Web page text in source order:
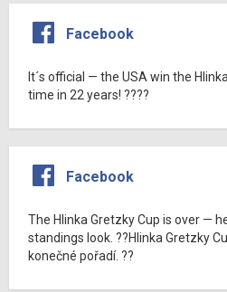
Facebook
It´s official — the USA win the
time in 22 years! ????
Facebook
The Hlinka Gretzky Cup is over —
standings look. ??Hlinka Gretzky
konečné pořadí. ??